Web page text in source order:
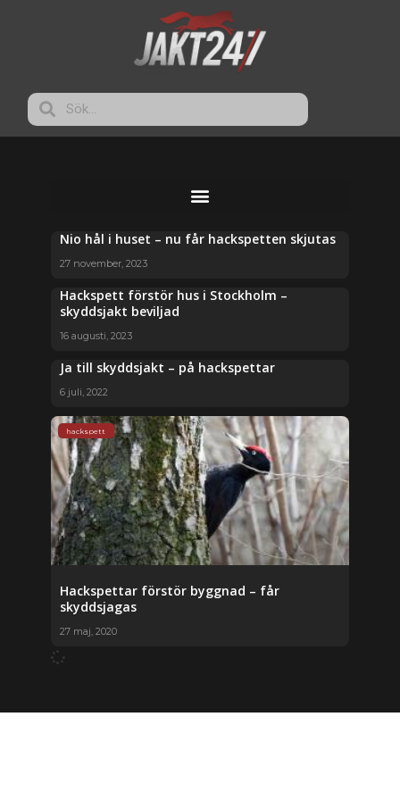
Nio hål i huset – nu får hackspetten skjutas
27 november, 2023
Hackspett förstör hus i Stockholm –
skyddsjakt beviljad
16 augusti, 2023
Ja till skyddsjakt – på hackspettar
6 juli, 2022
hackspett
Hackspettar förstör byggnad – får
skyddsjagas
27 maj, 2020